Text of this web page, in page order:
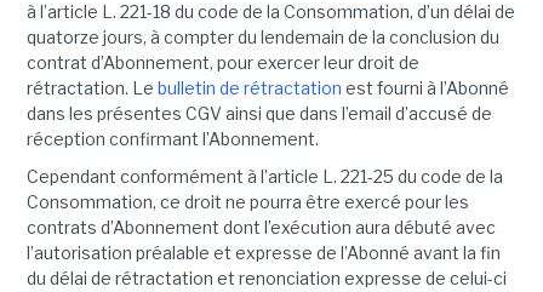
à l’article L. 221-18 du code de la Consommation, d’un délai de
quatorze jours, à compter du lendemain de la conclusion du
contrat d’Abonnement, pour exercer leur droit de
rétractation. Le bulletin de rétractation est fourni à l’Abonné
dans les présentes CGV ainsi que dans l’email d’accusé de
réception confirmant l’Abonnement.
Cependant conformément à l’article L. 221-25 du code de la
Consommation, ce droit ne pourra être exercé pour les
contrats d’Abonnement dont l’exécution aura débuté avec
l’autorisation préalable et expresse de l’Abonné avant la fin
du délai de rétractation et renonciation expresse de celui-ci